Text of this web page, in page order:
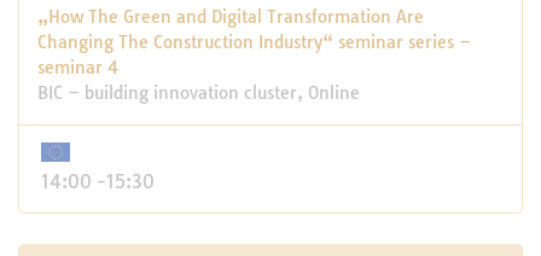
„How The Green and Digital Transformation Are
Changing The Construction Industry“ seminar series –
seminar 4
BIC – building innovation cluster, Online
14:00 -15:30